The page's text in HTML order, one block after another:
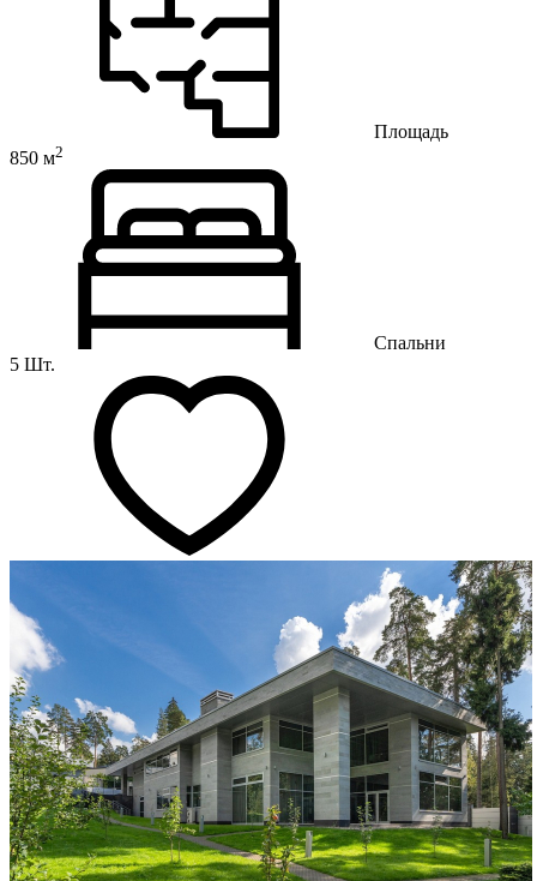
Площадь
850 м2
Спальни
5 Шт.